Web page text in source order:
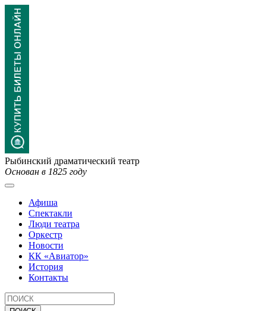
Рыбинский драматический театр
Основан в 1825 году
Афиша
Спектакли
Люди театра
Оркестр
Новости
КК «Авиатор»
История
Контакты